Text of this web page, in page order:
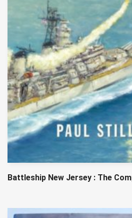
Battleship New Jersey : The